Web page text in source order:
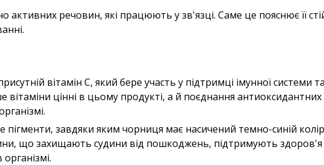
активних речовин, які працюють у зв'язці. Саме це пояснює її
вітамін C, який бере участь у підтримці імунної системи
цінні в цьому продукті, а й поєднання антиоксидантних
пігменти, завдяки яким чорниця має насичений темно-синій
що захищають судини від пошкоджень, підтримують здоров'я